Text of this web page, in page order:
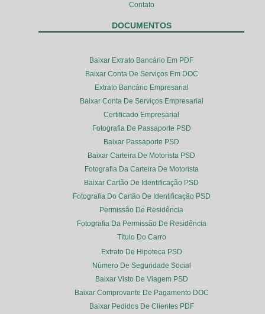
Contato
DOCUMENTOS
Baixar Extrato Bancário Em PDF
Baixar Conta De Serviços Em DOC
Extrato Bancário Empresarial
Baixar Conta De Serviços Empresarial
Certificado Empresarial
Fotografia De Passaporte PSD
Baixar Passaporte PSD
Baixar Carteira De Motorista PSD
Fotografia Da Carteira De Motorista
Baixar Cartão De Identificação PSD
Fotografia Do Cartão De Identificação PSD
Permissão De Residência
Fotografia Da Permissão De Residência
Título Do Carro
Extrato De Hipoteca PSD
Número De Seguridade Social
Baixar Visto De Viagem PSD
Baixar Comprovante De Pagamento DOC
Baixar Pedidos De Clientes PDF